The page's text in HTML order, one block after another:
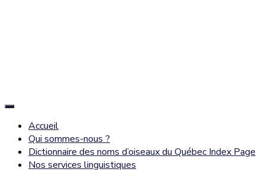
Déplier
navigationAccueil
Qui sommes-nous ?
Dictionnaire des noms d’oiseaux du Québec Index Page
Nos services linguistiques